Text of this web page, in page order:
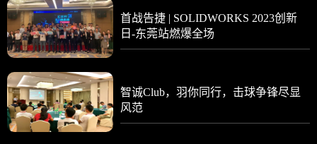
首战告捷 | SOLIDWORKS 2023创新
日-东莞站燃爆全场
智诚Club，羽你同行，击球争锋尽显
风范